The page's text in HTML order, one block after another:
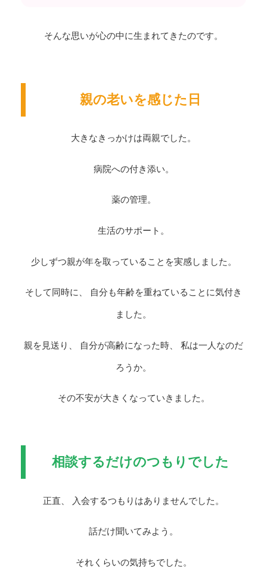
そんな思いが心の中に生まれてきたのです。
親の老いを感じた日
大きなきっかけは両親でした。
病院への付き添い。
薬の管理。
生活のサポート。
少しずつ親が年を取っていることを実感しました。
そして同時に、 自分も年齢を重ねていることに気付き
ました。
親を見送り、 自分が高齢になった時、 私は一人なのだ
ろうか。
その不安が大きくなっていきました。
相談するだけのつもりでした
正直、 入会するつもりはありませんでした。
話だけ聞いてみよう。
それくらいの気持ちでした。